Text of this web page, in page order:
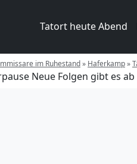
Tatort heute Abend
im Ruhestand» Haferkamp»
Neue Folgen gibt es ab